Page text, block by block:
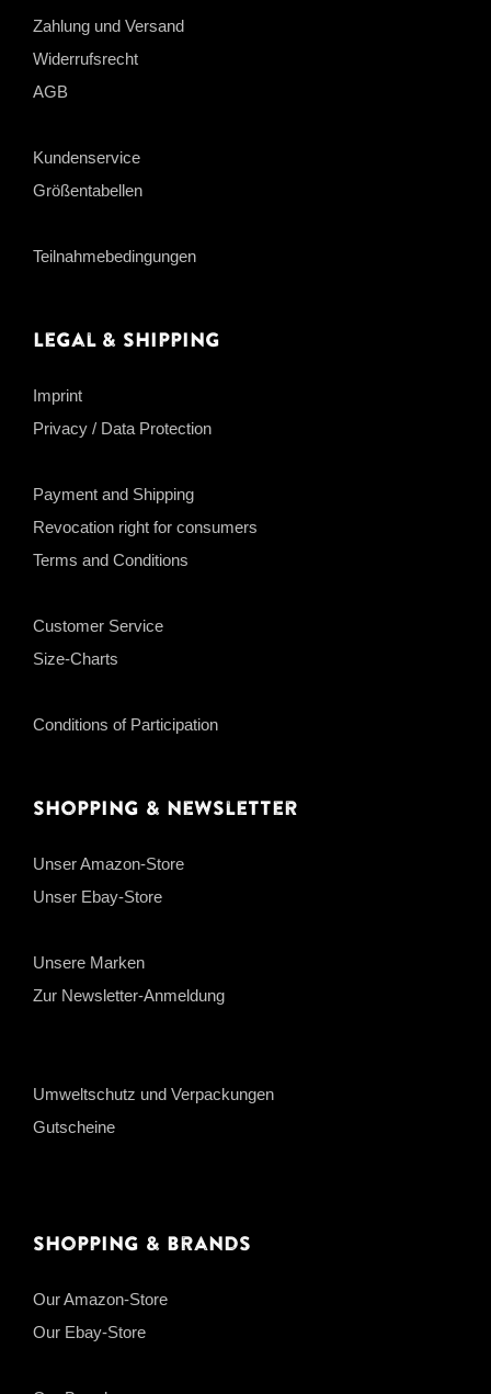
Zahlung und Versand
Widerrufsrecht
AGB
Kundenservice
Größentabellen
Teilnahmebedingungen
Legal & Shipping
Imprint
Privacy / Data Protection
Payment and Shipping
Revocation right for consumers
Terms and Conditions
Customer Service
Size-Charts
Conditions of Participation
Shopping & Newsletter
Unser Amazon-Store
Unser Ebay-Store
Unsere Marken
Zur Newsletter-Anmeldung
Umweltschutz und Verpackungen
Gutscheine
Shopping & Brands
Our Amazon-Store
Our Ebay-Store